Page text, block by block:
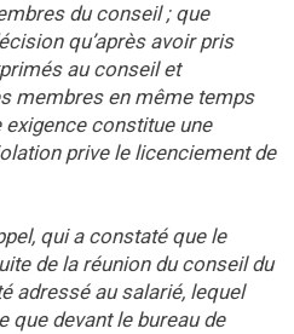
du conseil ; que
qu’après avoir pris
au conseil et
membres en même temps
exigence constitue une
prive le licenciement de
qui a constaté que le
de la réunion du conseil du
adressé au salarié, lequel
que devant le bureau de